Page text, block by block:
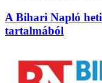
A Bihari Napló
tartalmából